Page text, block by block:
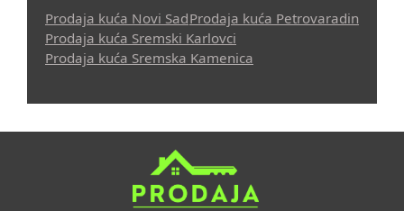
Prodaja kuća Novi SadProdaja kuća Petrovaradin
Prodaja kuća Sremski Karlovci
Prodaja kuća Sremska Kamenica